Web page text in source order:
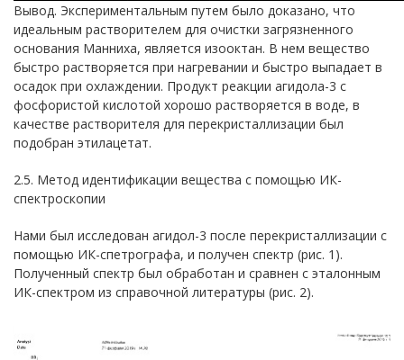
Вывод. Экспериментальным путем было доказано, что
идеальным растворителем для очистки загрязненного
основания Манниха, является изооктан. В нем вещество
быстро растворяется при нагревании и быстро выпадает в
осадок при охлаждении. Продукт реакции агидола-3 с
фосфористой кислотой хорошо растворяется в воде, в
качестве растворителя для перекристаллизации был
подобран этилацетат.
2.5. Метод идентификации вещества с помощью ИК-
спектроскопии
Нами был исследован агидол-3 после перекристаллизации с
помощью ИК-спетрографа, и получен спектр (рис. 1).
Полученный спектр был обработан и сравнен с эталонным
ИК-спектром из справочной литературы (рис. 2).